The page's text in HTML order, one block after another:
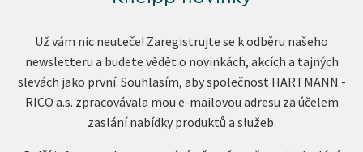
Už vám nic neuteče! Zaregistrujte se k odběru našeho
newsletteru a budete vědět o novinkách, akcích a tajných
slevách jako první. Souhlasím, aby společnost HARTMANN -
RICO a.s. zpracovávala mou e-mailovou adresu za účelem
zaslání nabídky produktů a služeb.